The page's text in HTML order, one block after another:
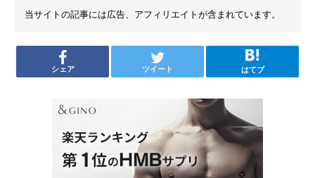
当サイトの記事には広告、アフィリエイトが含まれています。
シェア ツイート はてブ